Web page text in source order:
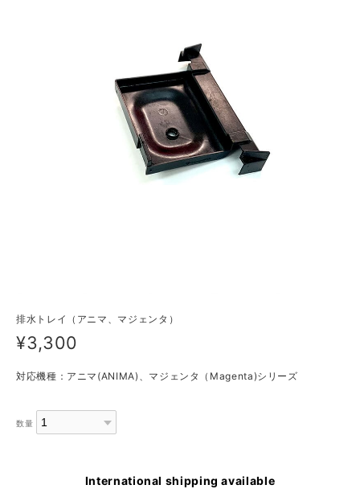
排水トレイ（アニマ、マジェンタ）
¥3,300
対応機種：アニマ(ANIMA)、マジェンタ（Magenta)シリーズ
数量
International shipping available